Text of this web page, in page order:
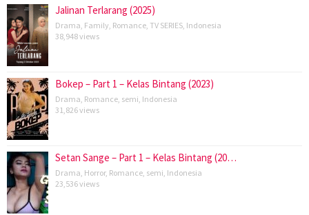
Jalinan Terlarang (2025)
Drama Family Romance TV SERIES Indonesia
38,948 views
Bokep – Part 1 – Kelas Bintang (2023)
Drama Romance semi Indonesia
31,826 views
Setan Sange – Part 1 – Kelas Bintang (20…
Drama Horror, Romance semi Indonesia
23,536 views